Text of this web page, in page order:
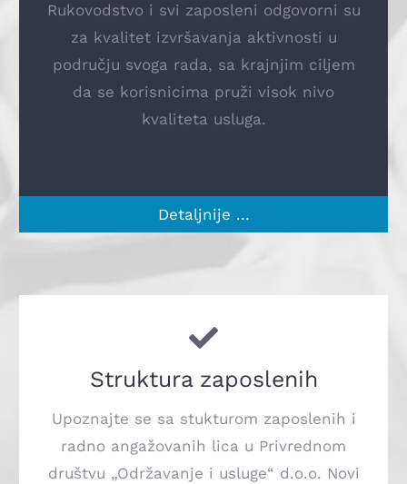
Rukovodstvo i svi zaposleni odgovorni su
za kvalitet izvršavanja aktivnosti u
području svoga rada, sa krajnjim ciljem
da se korisnicima pruži visok nivo
kvaliteta usluga.
Detaljnije ...
Struktura zaposlenih
Upoznajte se sa stukturom zaposlenih i
radno angažovanih lica u Privrednom
društvu „Održavanje i usluge“ d.o.o. Novi